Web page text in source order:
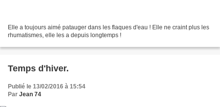
Elle a toujours aimé patauger dans les flaques d'eau ! Elle ne craint plus les
rhumatismes, elle les a depuis longtemps !
Temps d'hiver.
Publié le 13/02/2016 à 15:54
Par Jean 74